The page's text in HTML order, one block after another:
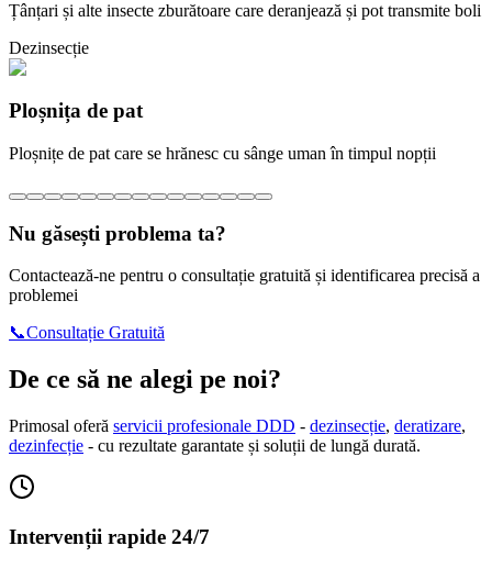
Țânțari și alte insecte zburătoare care deranjează și pot transmite boli
Dezinsecție
Ploșnița de pat
Ploșnițe de pat care se hrănesc cu sânge uman în timpul nopții
Nu găsești problema ta?
Contactează-ne pentru o consultație gratuită și identificarea precisă a
problemei
📞Consultație Gratuită
De ce să ne alegi pe noi?
Primosal oferă servicii profesionale DDD - dezinsecție, deratizare,
dezinfecție - cu rezultate garantate și soluții de lungă durată.
Intervenții rapide 24/7